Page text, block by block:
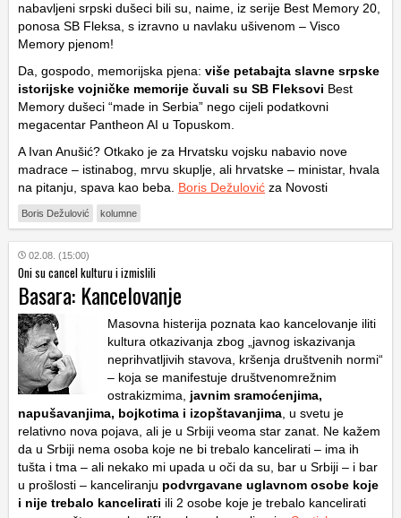
nabavljeni srpski dušeci bili su, naime, iz serije Best Memory 20,
ponosa SB Fleksa, s izravno u navlaku ušivenom – Visco
Memory pjenom!
Da, gospodo, memorijska pjena: više petabajta slavne srpske
istorijske vojničke memorije čuvali su SB Fleksovi Best
Memory dušeci “made in Serbia” nego cijeli podatkovni
megacentar Pantheon AI u Topuskom.
A Ivan Anušić? Otkako je za Hrvatsku vojsku nabavio nove
madrace – istinabog, mrvu skuplje, ali hrvatske – ministar, hvala
na pitanju, spava kao beba. Boris Dežulović za Novosti
Boris Dežulović kolumne
02.08. (15:00)
Oni su cancel kulturu i izmislili
Basara: Kancelovanje
Masovna histerija poznata kao kancelovanje iliti
kultura otkazivanja zbog „javnog iskazivanja
neprihvatljivih stavova, kršenja društvenih normi“
– koja se manifestuje društvenomrežnim
ostrakizmima, javnim sramoćenjima,
napušavanjima, bojkotima i izopštavanjima , u svetu je
relativno nova pojava, ali je u Srbiji veoma star zanat. Ne kažem
da u Srbiji nema osoba koje ne bi trebalo kancelirati – ima ih
tušta i tma – ali nekako mi upada u oči da su, bar u Srbiji – i bar
u prošlosti – kanceliranju podvrgavane uglavnom osobe koje
i nije trebalo kancelirati ili 2 osobe koje je trebalo kancelirati